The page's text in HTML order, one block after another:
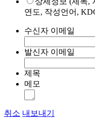
연도, 작성언어,
수신자 이메일
발신자 이메일
제목
메모
취소 내보내기